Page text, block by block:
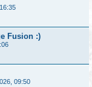
Fusion :)
09:50